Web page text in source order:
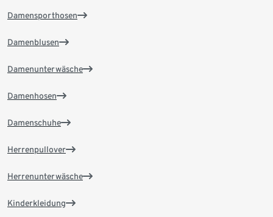
Damensporthosen
Damenblusen
Damenunterwäsche
Damenhosen
Damenschuhe
Herrenpullover
Herrenunterwäsche
Kinderkleidung